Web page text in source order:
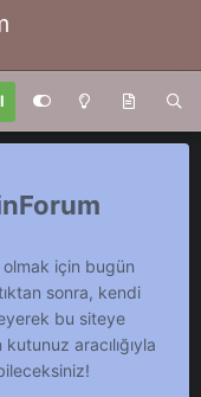
olmak için bugün
sonra, kendi
bu siteye
aracılığıyla